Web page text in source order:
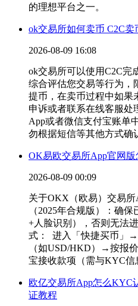
的理想平台之一。
ok交易所如何卖币 C2C卖
2026-08-09 16:08
ok交易所可以使用C2C完
综合评估您交易等行为，
提币，在卖币过程中如果
申诉或者联系在线客服处
App或者微信支付宝账单
勿根据短信等其他方式确
OK易欧交易所App官网版
2026-08-09 00:09
关于OKX（欧易）交易
（2025年合规版）：确
+人脸识别），否则无法
式： 进入「快捷买币」
（如USD/HKD）→按报
宝接收款项（需与KYC信
欧亿交易所App怎么KYC
证教程